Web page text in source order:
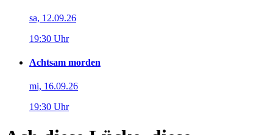
sa, 12.09.26
19:30 Uhr
Achtsam morden
mi, 16.09.26
19:30 Uhr